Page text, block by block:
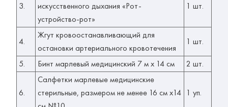
3.
искусственного дыхания «Рот-
устройство-рот»
1 шт.
4.
Жгут кровоостанавливающий для
остановки артериального кровотечения
1 шт.
5. Бинт марлевый медицинский 7 м х 14 см 2 шт.
6.
Салфетки марлевые медицинские
стерильные, размером не менее 16 см х14 1 уп.